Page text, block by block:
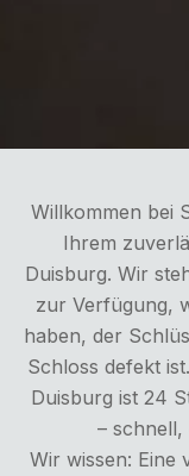
Willkommen bei
Ihrem
Duisburg. Wir
zur Verfügung,
haben, der
Schloss defekt
Duisburg ist 24
– schnell,
Wir wissen: Eine